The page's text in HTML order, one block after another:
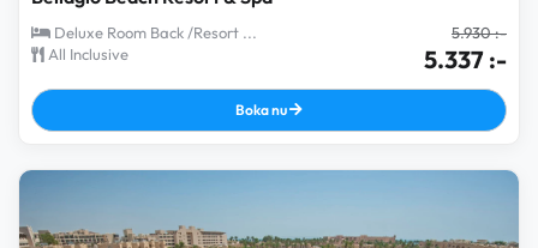
Få reseerbjudanden först
Deluxe Room Back /Resort ...
All Inclusive
5.930 :-
5.337 :-
Boka nu